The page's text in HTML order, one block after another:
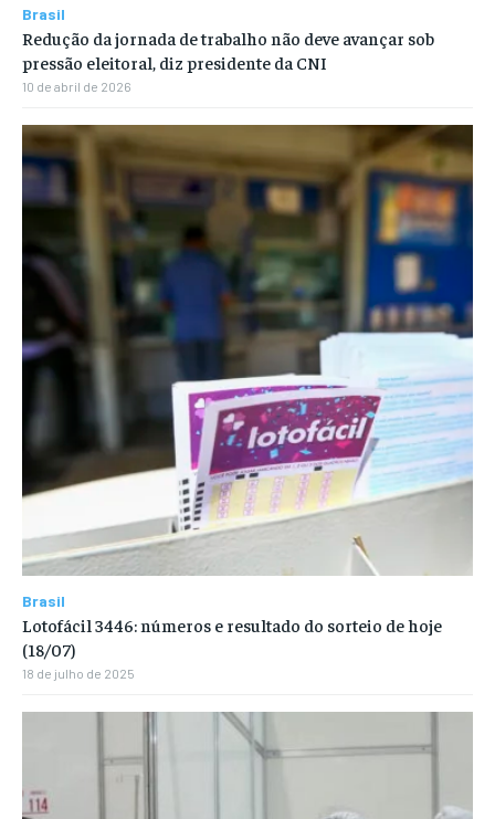
Brasil
Redução da jornada de trabalho não deve avançar sob
pressão eleitoral, diz presidente da CNI
10 de abril de 2026
Brasil
Lotofácil 3446: números e resultado do sorteio de hoje
(18/07)
18 de julho de 2025